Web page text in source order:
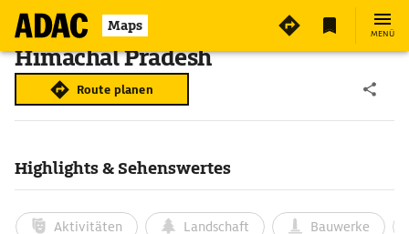
Maps MENÜ
Himachal Pradesh
Route planen
Highlights & Sehenswertes
Aktivitäten Landschaft Bauwerke